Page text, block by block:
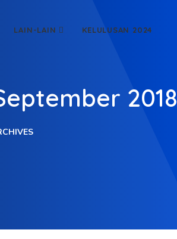
LAIN-LAIN KELULUSAN 2024
2018